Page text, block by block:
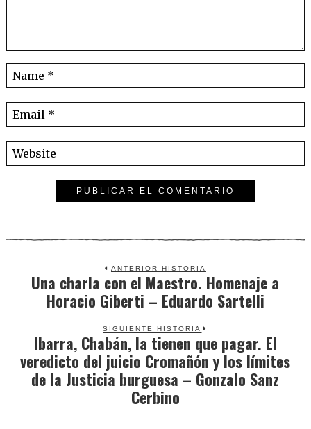
ANTERIOR HISTORIA
Previous
post:
Una charla con el Maestro. Homenaje a
Horacio Giberti – Eduardo Sartelli
SIGUIENTE HISTORIA
Next
post:
Ibarra, Chabán, la tienen que pagar. El
veredicto del juicio Cromañón y los límites
de la Justicia burguesa – Gonzalo Sanz
Cerbino